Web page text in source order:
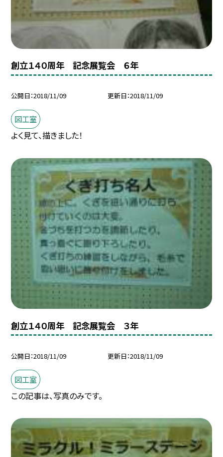
創立１４０周年 記念展覧会 ６年
公開日 2018/11/09 更新日 2018/11/09
図工室
よく見て、描きました！
創立１４０周年 記念展覧会 ３年
公開日 2018/11/09 更新日 2018/11/09
図工室
この記事は、写真のみです。